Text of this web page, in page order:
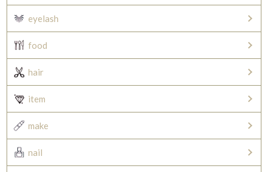
eyelash
food
hair
item
make
nail